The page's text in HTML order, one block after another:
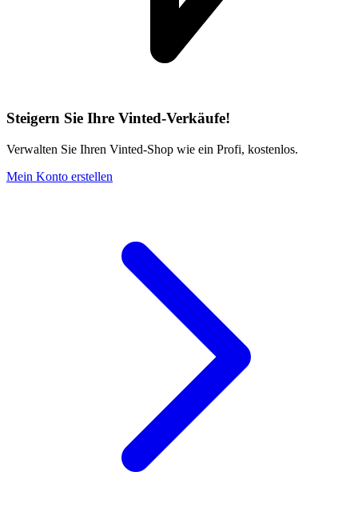
Steigern Sie Ihre Vinted-Verkäufe!
Verwalten Sie Ihren Vinted-Shop wie ein Profi, kostenlos.
Mein Konto erstellen